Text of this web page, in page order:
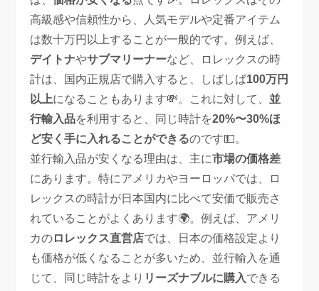
高級感や信頼性から、人気モデルや定番アイテム
は数十万円以上することが一般的です。例えば、
デイトナやサブマリーナーなど、ロレックスの時
計は、国内正規店で購入すると、しばしば100万円
以上になることもあります💸。これに対して、 並
行輸入品を利用すると、同じ時計を20%〜30%ほ
ど安く手に入れることができるのです💵。
並行輸入品が安くなる理由は、主に市場の価格差
にあります。特にアメリカやヨーロッパでは、ロ
レックスの時計が日本国内に比べて安価で販売さ
れていることがよくあります🌍。例えば、アメリ
カのロレックス直営店では、日本の価格設定より
も価格が低くなることが多いため、並行輸入を通
じて、同じ時計をより リーズナブルに購入できる